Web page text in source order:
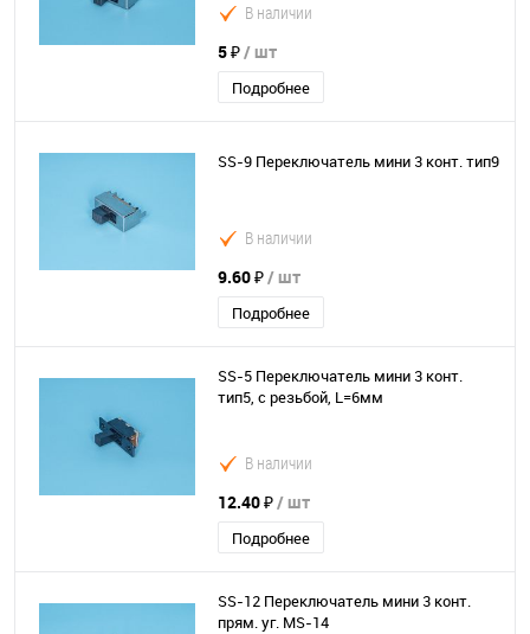
В наличии
5 ₽/ шт
Подробнее
SS-9 Переключатель мини 3 конт. тип9
В наличии
9.60 ₽/ шт
Подробнее
SS-5 Переключатель мини 3 конт.
тип5, с резьбой, L=6мм
В наличии
12.40 ₽/ шт
Подробнее
SS-12 Переключатель мини 3 конт.
прям. уг. МS-14